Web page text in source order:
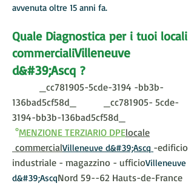
avvenuta oltre 15 anni fa.
Quale Diagnostica per i tuoi locali
commercialiVilleneuve
d&#39;Ascq ?
_cc781905-5cde-3194 -bb3b-
136bad5cf58d_ _cc781905- 5cde-
3194-bb3b-136bad5cf58d_
°MENZIONE TERZIARIO DPElocale
commercialVilleneuve d&#39;Ascq -edificio
industriale - magazzino - ufficioVilleneuve
d&#39;AscqNord 59--62 Hauts-de-France​